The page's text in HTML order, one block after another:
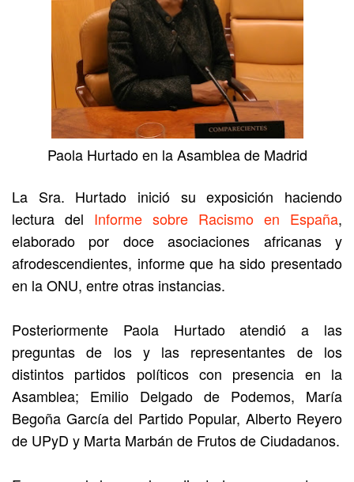
Paola Hurtado en la Asamblea de Madrid
La Sra. Hurtado inició su exposición haciendo
lectura del Informe sobre Racismo en España,
elaborado por doce asociaciones africanas y
afrodescendientes, informe que ha sido presentado
en la ONU, entre otras instancias.
Posteriormente Paola Hurtado atendió a las
preguntas de los y las representantes de los
distintos partidos políticos con presencia en la
Asamblea; Emilio Delgado de Podemos, María
Begoña García del Partido Popular, Alberto Reyero
de UPyD y Marta Marbán de Frutos de Ciudadanos.